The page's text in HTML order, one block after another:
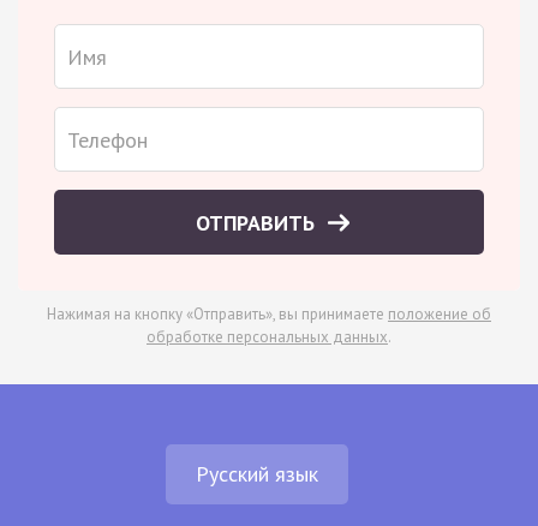
ОТПРАВИТЬ
Нажимая на кнопку «Отправить», вы принимаете положение об
обработке персональных данных.
Русский язык